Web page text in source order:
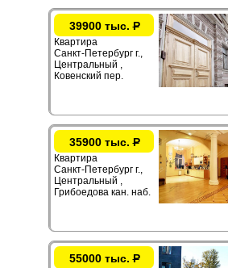
39900 тыс.Р
Квартира
Санкт-Петербург г.,
Центральный ,
Ковенский пер.
35900 тыс.Р
Квартира
Санкт-Петербург г.,
Центральный ,
Грибоедова кан. наб.
55000 тыс.Р